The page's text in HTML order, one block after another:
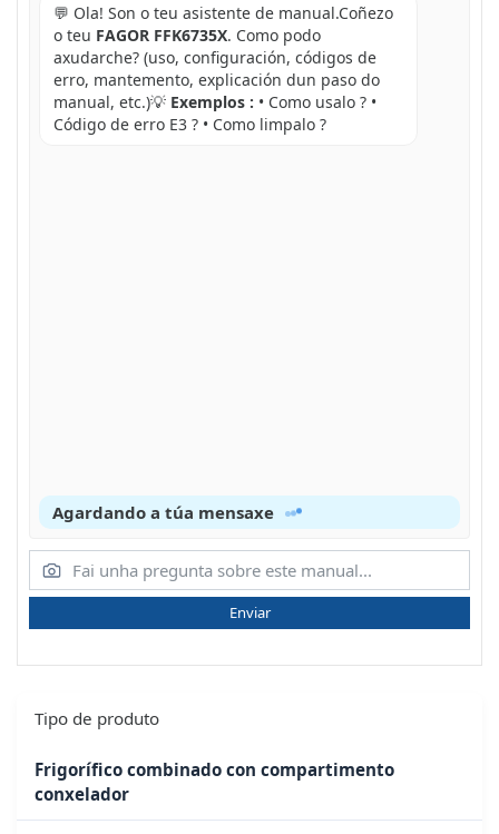
💬 Ola! Son o teu asistente de manual.Coñezo
o teu FAGOR FFK6735X. Como podo
axudarche? (uso, configuración, códigos de
erro, mantemento, explicación dun paso do
manual, etc.)💡 Exemplos : • Como usalo ? •
Código de erro E3 ? • Como limpalo ?
Agardando a túa mensaxe
Enviar
Tipo de produto
Frigorífico combinado con compartimento
conxelador